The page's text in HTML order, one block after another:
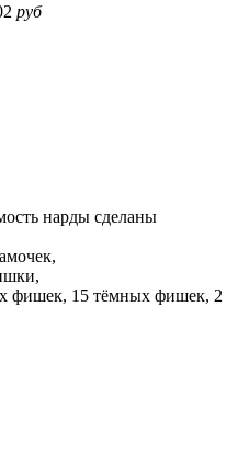
руб
нарды сделаны
фишек, 15 тёмных фишек, 2